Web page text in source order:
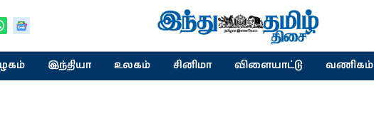
இந்தியா உலகம் சினிமா விளையாட்டு வணிகம்